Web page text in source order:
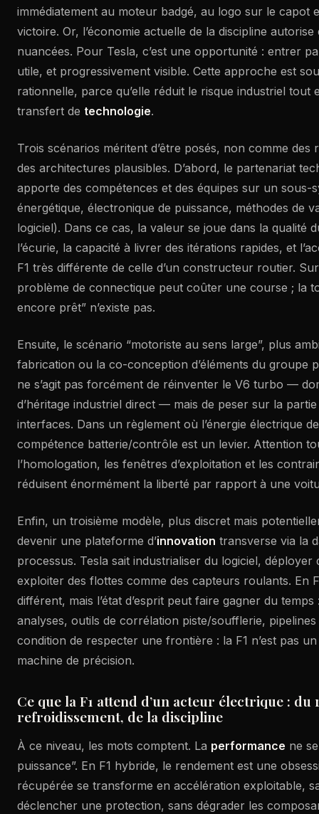
immédiatement au moteur badgé, au logo sur le capot
victoire. Or, l’économie actuelle de la discipline
nuancées. Pour Tesla, c’est une opportunité : entrer
utile, et progressivement visible. Cette approche est
rationnelle, parce qu’elle réduit le risque industriel tout
transfert de technologie.
Trois scénarios méritent d’être posés, non comme des
des architectures plausibles. D’abord, le partenariat
apporte des compétences et des équipes sur un sous-
énergétique, électronique de puissance, méthodes de
logiciel). Dans ce cas, la valeur se joue dans la qualité
l’écurie, la capacité à livrer des itérations rapides, et
F1 très différente de celle d’un constructeur routier.
problème de connectique peut coûter une course ; la
encore prêt” n’existe pas.
Ensuite, le scénario “motoriste au sens large”, plus
fabrication ou la co-conception d’éléments du groupe
ne s’agit pas forcément de réinventer le V6 turbo —
d’héritage industriel direct — mais de peser sur la
interfaces. Dans un règlement où l’énergie électrique
compétence batterie/contrôle est un levier. Attention
l’homologation, les fenêtres d’exploitation et les
réduisent énormément la liberté par rapport à une
Enfin, un troisième modèle, plus discret mais
devenir une plateforme d’innovation transverse via la
processus. Tesla sait industrialiser du logiciel, déployer
exploiter des flottes comme des capteurs roulants. En
différent, mais l’état d’esprit peut faire gagner du
analyses, outils de corrélation piste/soufflerie,
condition de respecter une frontière : la F1 n’est pas
machine de précision.
Ce que la F1 attend d’un acteur électrique :
refroidissement, de la discipline
À ce niveau, les mots comptent. La performance ne
puissance”. En F1 hybride, le rendement est une
récupérée se transforme en accélération exploitable,
déclencher une protection, sans dégrader les